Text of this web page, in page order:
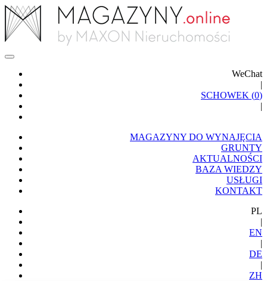
WeChat
|
SCHOWEK (0)
|
MAGAZYNY DO WYNAJĘCIA
GRUNTY
AKTUALNOŚCI
BAZA WIEDZY
USŁUGI
KONTAKT
PL
|
EN
|
DE
|
ZH